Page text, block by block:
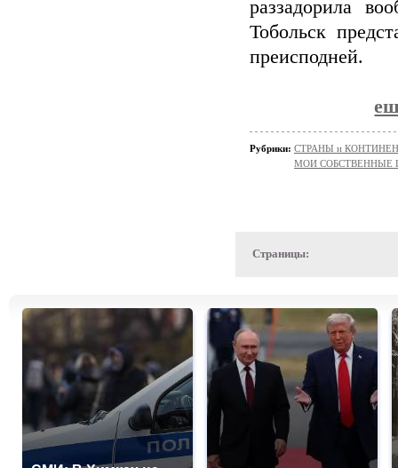
раззадорила
Тобольск
преисподней.
Рубрики: СТРАНЫ и
МОИ СОБСТВЕННЫЕ
Страницы: